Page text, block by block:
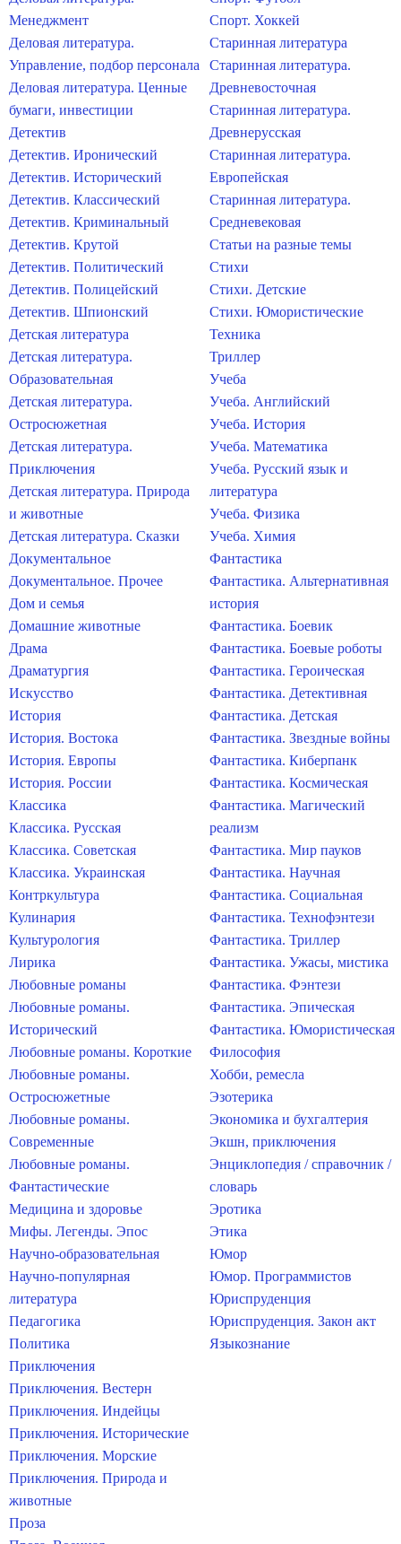
Менеджмент
Деловая литература.
Управление, подбор персонала
Деловая литература. Ценные
бумаги, инвестиции
Детектив
Детектив. Иронический
Детектив. Исторический
Детектив. Классический
Детектив. Криминальный
Детектив. Крутой
Детектив. Политический
Детектив. Полицейский
Детектив. Шпионский
Детская литература
Детская литература.
Образовательная
Детская литература.
Остросюжетная
Детская литература.
Приключения
Детская литература. Природа
и животные
Детская литература. Сказки
Документальное
Документальное. Прочее
Дом и семья
Домашние животные
Драма
Драматургия
Искусство
История
История. Востока
История. Европы
История. России
Классика
Классика. Русская
Классика. Советская
Классика. Украинская
Контркультура
Кулинария
Культурология
Лирика
Любовные романы
Любовные романы.
Исторический
Любовные романы. Короткие
Любовные романы.
Остросюжетные
Любовные романы.
Современные
Любовные романы.
Фантастические
Медицина и здоровье
Мифы. Легенды. Эпос
Научно-образовательная
Научно-популярная
литература
Педагогика
Политика
Приключения
Приключения. Вестерн
Приключения. Индейцы
Приключения. Исторические
Приключения. Морские
Приключения. Природа и
животные
Проза
Спорт. Хоккей
Старинная литература
Старинная литература.
Древневосточная
Старинная литература.
Древнерусская
Старинная литература.
Европейская
Старинная литература.
Средневековая
Статьи на разные темы
Стихи
Стихи. Детские
Стихи. Юмористические
Техника
Триллер
Учеба
Учеба. Английский
Учеба. История
Учеба. Математика
Учеба. Русский язык и
литература
Учеба. Физика
Учеба. Химия
Фантастика
Фантастика. Альтернативная
история
Фантастика. Боевик
Фантастика. Боевые роботы
Фантастика. Героическая
Фантастика. Детективная
Фантастика. Детская
Фантастика. Звездные войны
Фантастика. Киберпанк
Фантастика. Космическая
Фантастика. Магический
реализм
Фантастика. Мир пауков
Фантастика. Научная
Фантастика. Социальная
Фантастика. Технофэнтези
Фантастика. Триллер
Фантастика. Ужасы, мистика
Фантастика. Фэнтези
Фантастика. Эпическая
Фантастика. Юмористическая
Философия
Хобби, ремесла
Эзотерика
Экономика и бухгалтерия
Экшн, приключения
Энциклопедия / справочник /
словарь
Эротика
Этика
Юмор
Юмор. Программистов
Юриспруденция
Юриспруденция. Закон акт
Языкознание